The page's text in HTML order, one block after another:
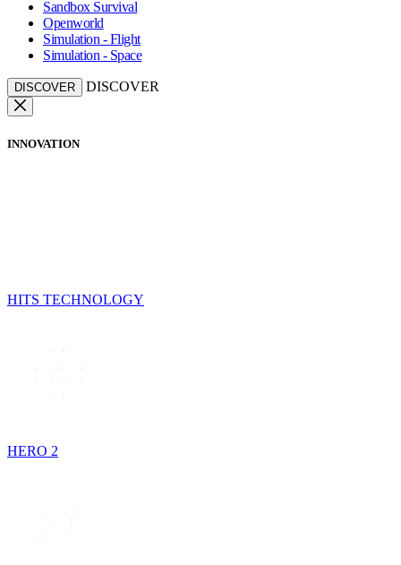
Sandbox Survival
Openworld
Simulation - Flight
Simulation - Space
DISCOVER DISCOVER
INNOVATION
HITS TECHNOLOGY
HERO 2